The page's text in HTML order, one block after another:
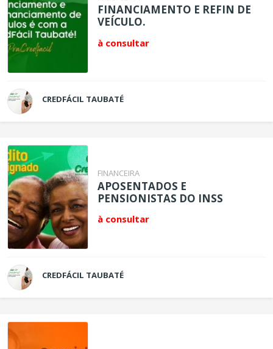
FINANCIAMENTO E REFIN DE
VEÍCULO.
à consultar
CREDFÁCIL TAUBATÉ
FINANCEIRA
APOSENTADOS E
PENSIONISTAS DO INSS
à consultar
CREDFÁCIL TAUBATÉ